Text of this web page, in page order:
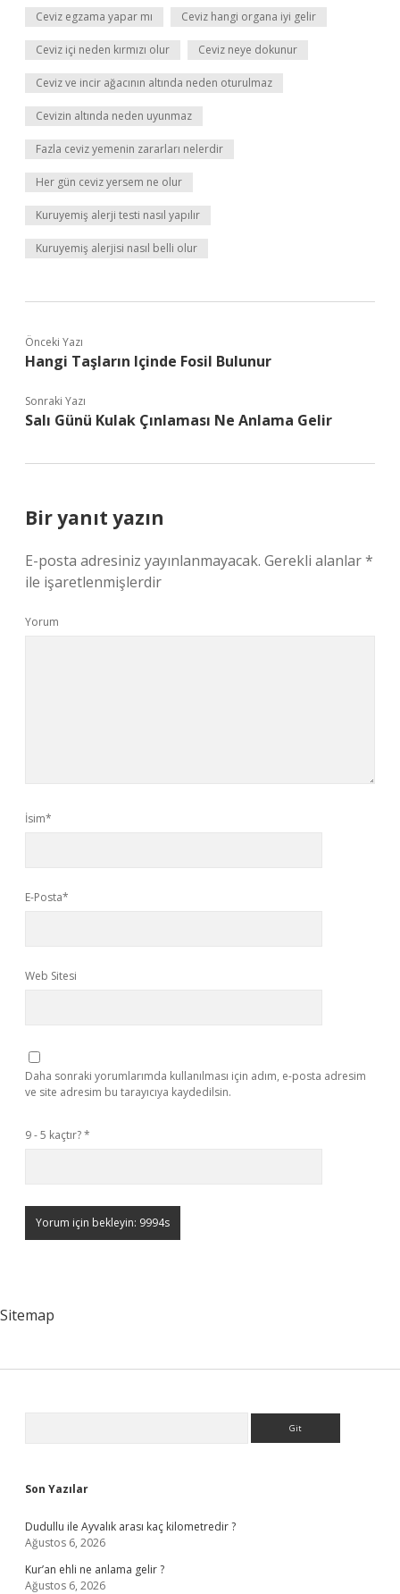
Ceviz egzama yapar mı Ceviz hangi organa iyi gelir
Ceviz içi neden kırmızı olur Ceviz neye dokunur
Ceviz ve incir ağacının altında neden oturulmaz
Cevizin altında neden uyunmaz
Fazla ceviz yemenin zararları nelerdir
Her gün ceviz yersem ne olur
Kuruyemiş alerji testi nasıl yapılır
Kuruyemiş alerjisi nasıl belli olur
Önceki Yazı
Hangi Taşların Içinde Fosil Bulunur
Sonraki Yazı
Salı Günü Kulak Çınlaması Ne Anlama Gelir
Bir yanıt yazın
E-posta adresiniz yayınlanmayacak. Gerekli alanlar*
ile işaretlenmişlerdir
Yorum
İsim*
E-Posta*
Web Sitesi
Daha sonraki yorumlarımda kullanılması için adım, e-posta adresim
ve site adresim bu tarayıcıya kaydedilsin.
9 - 5 kaçtır?*
Sitemap
Son Yazılar
Dudullu ile Ayvalık arası kaç kilometredir ?
Ağustos 6, 2026
Kur’an ehli ne anlama gelir ?
Ağustos 6, 2026